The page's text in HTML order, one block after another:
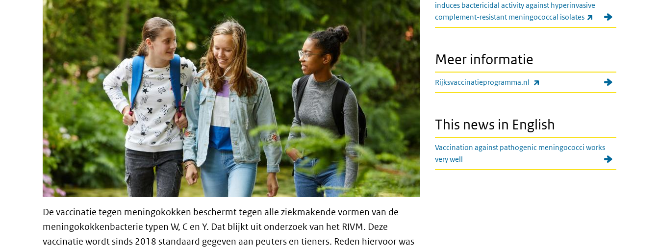
De vaccinatie tegen meningokokken beschermt tegen alle ziekmakende vormen van de
meningokokkenbacterie typen W, C en Y. Dat blijkt uit onderzoek van het RIVM. Deze
vaccinatie wordt sinds 2018 standaard gegeven aan peuters en tieners. Reden hiervoor was
induces bactericidal activity against hyperinvasive
complement-resistant meningococcal isolates
(externe link)
Meer informatie
Rijksvaccinatieprogramma.nl
This news in English
Vaccination against pathogenic meningococci works
very well